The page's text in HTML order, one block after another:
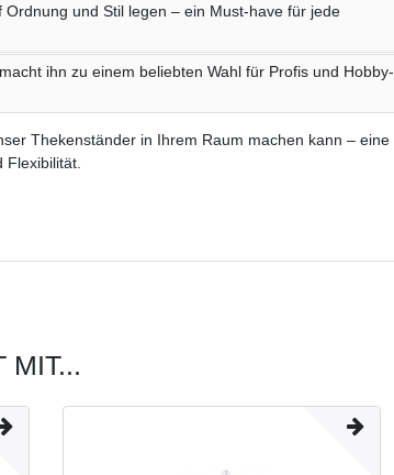
und Stil legen – ein Must-have für jede
ihn zu einem beliebten Wahl für Profis und Hobby-
Thekenständer in Ihrem Raum machen kann – eine
Flexibilität.
MIT...